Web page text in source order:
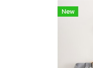
New